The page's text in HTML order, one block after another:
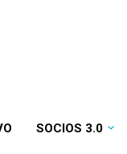
SOCIOS 3.0